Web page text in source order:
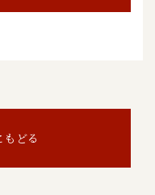
どる